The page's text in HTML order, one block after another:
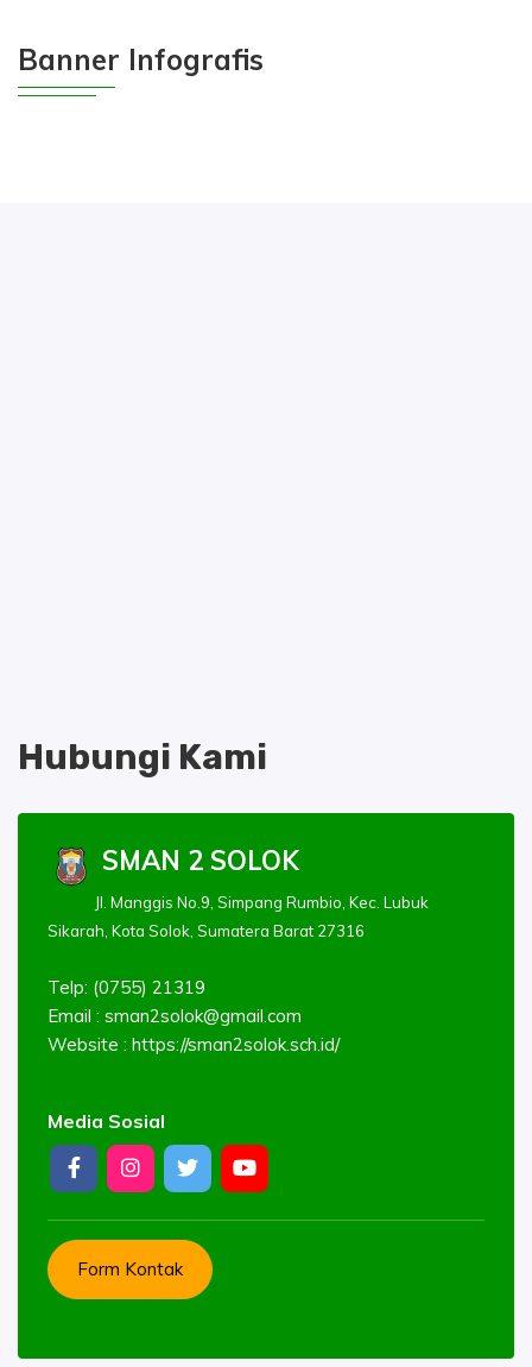
Banner Infografis
Hubungi Kami
SMAN 2 SOLOK
Jl. Manggis No.9, Simpang Rumbio, Kec. Lubuk
Sikarah, Kota Solok, Sumatera Barat 27316
Telp: (0755) 21319
Email : sman2solok@gmail.com
Website : https://sman2solok.sch.id/
Media Sosial
Form Kontak